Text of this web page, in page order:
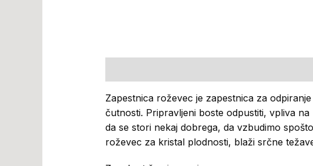
Zapestnica roževec je zapestnica za
čutnosti. Pripravljeni boste odpustiti, vpliva
da se stori nekaj dobrega, da vzbudimo
roževec za kristal plodnosti, blaži srčne